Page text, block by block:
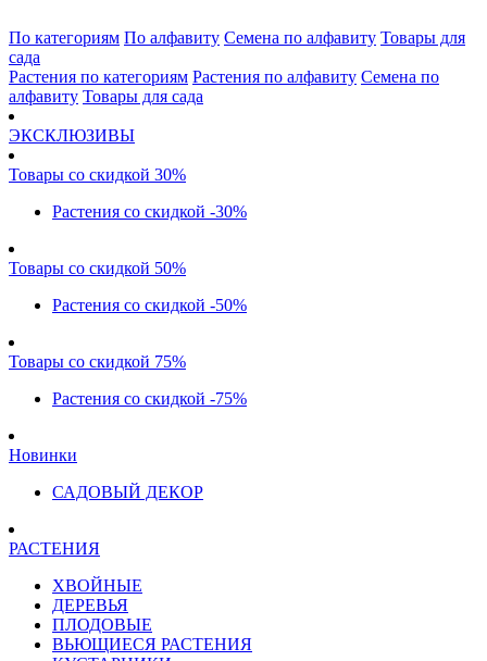
По категориям По алфавиту Семена по алфавиту Товары для
сада
Растения по категориям Растения по алфавиту Семена по
алфавиту Товары для сада
ЭКСКЛЮЗИВЫ
Товары со скидкой 30%
Растения со скидкой -30%
Товары со скидкой 50%
Растения со скидкой -50%
Товары со скидкой 75%
Растения со скидкой -75%
Новинки
САДОВЫЙ ДЕКОР
РАСТЕНИЯ
ХВОЙНЫЕ
ДЕРЕВЬЯ
ПЛОДОВЫЕ
ВЬЮЩИЕСЯ РАСТЕНИЯ